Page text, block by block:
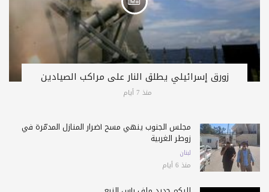
زورق إسرائيلي يطلق النار على مراكب الصيادين
منذ 7 أيام
مجلس الجنوب ينهي مسح أضرار المنازل المدمّرة في
زوطر الغربية
لبنان
منذ 6 أيام